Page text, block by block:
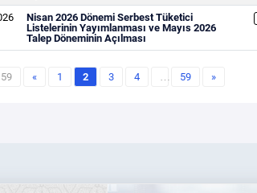
Nisan 2026 Dönemi Serbest Tüketici
Listelerinin Yayımlanması ve Mayıs 2026
Talep Döneminin Açılması
« 1 2 3 4 … 59 »